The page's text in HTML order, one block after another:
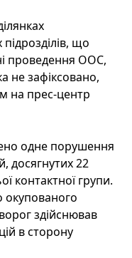
підрозділів, що
проведення ООС,
не зафіксовано,
на прес-центр
одне порушення
досягнутих 22
контактної групи.
здійснював
в сторону